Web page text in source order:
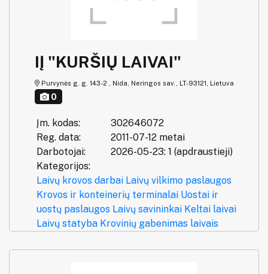
IĮ "KURŠIŲ LAIVAI"
Purvynės g. g. 143-2 , Nida, Neringos sav., LT-93121, Lietuva
0
Įm. kodas:
302646072
Reg. data:
2011-07-12 metai
Darbotojai:
2026-05-23: 1 (apdraustieji)
Kategorijos:
Laivų krovos darbai Laivų vilkimo paslaugos
Krovos ir konteinerių terminalai Uostai ir
uostų paslaugos Laivų savininkai Keltai laivai
Laivų statyba Krovinių gabenimas laivais